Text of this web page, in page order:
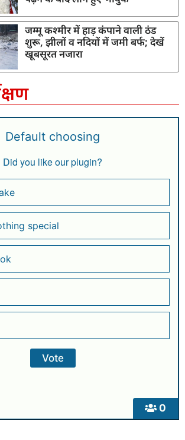
जम्मू कश्मीर में हाड़ कंपाने वाली ठंड
शुरू, झीलों व नदियों में जमी बर्फ; देखें
खूबसूरत नजारा
0
Default choosing
Did you like our plugin?
special